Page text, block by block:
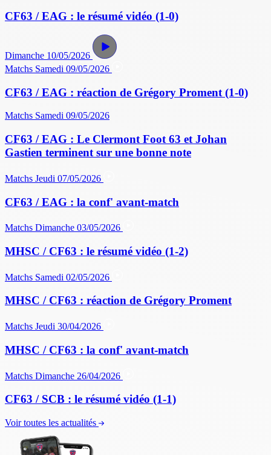
CF63 / EAG : le résumé vidéo (1-0)
Dimanche 10/05/2026
Matchs Samedi 09/05/2026
CF63 / EAG : réaction de Grégory Proment (1-0)
Matchs Samedi 09/05/2026
CF63 / EAG : Le Clermont Foot 63 et Johan
Gastien terminent sur une bonne note
Matchs Jeudi 07/05/2026
CF63 / EAG : la conf' avant-match
Matchs Dimanche 03/05/2026
MHSC / CF63 : le résumé vidéo (1-2)
Matchs Samedi 02/05/2026
MHSC / CF63 : réaction de Grégory Proment
Matchs Jeudi 30/04/2026
MHSC / CF63 : la conf' avant-match
Matchs Dimanche 26/04/2026
CF63 / SCB : le résumé vidéo (1-1)
Voir toutes les actualités